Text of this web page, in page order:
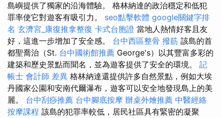
島嶼提供了獨家的沿海體驗。 格林納達的政治穩定和低犯
罪率使它對遊客有吸引力。 seo點擊軟體 google關鍵字排
名 玄濟宮_康復推拿整復 卡式台胞證 當地人熱情好客且友
好，這進一步增加了安全感。 台中西區整骨 撥筋 該島的首
都聖喬治（St. 台中國術館推薦 George's）以其豐富多彩的
建築和歷史景點而聞名，並為遊客提供了安全的環境。 記
帳士 會計師 差異 格林納達還提供許多自然景點，例如大埃
丹國家公園和安南代爾瀑布，遊客可以安全地發現島上的美
麗。 台中刮痧推薦 台中腳底按摩 辦桌外燴推薦 中醫經絡
按摩課程 該島的犯罪率較低，居民社區具有緊密的凝聚